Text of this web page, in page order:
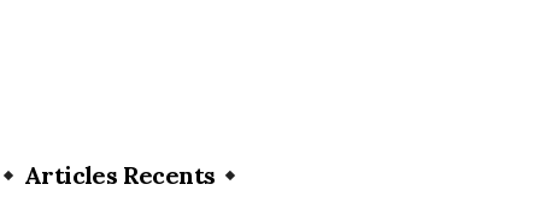
Articles Recents